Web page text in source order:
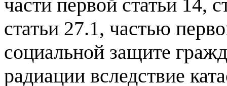
части первой статьи 14,
статьи 27.1, частью
социальной защите
радиации вследствие